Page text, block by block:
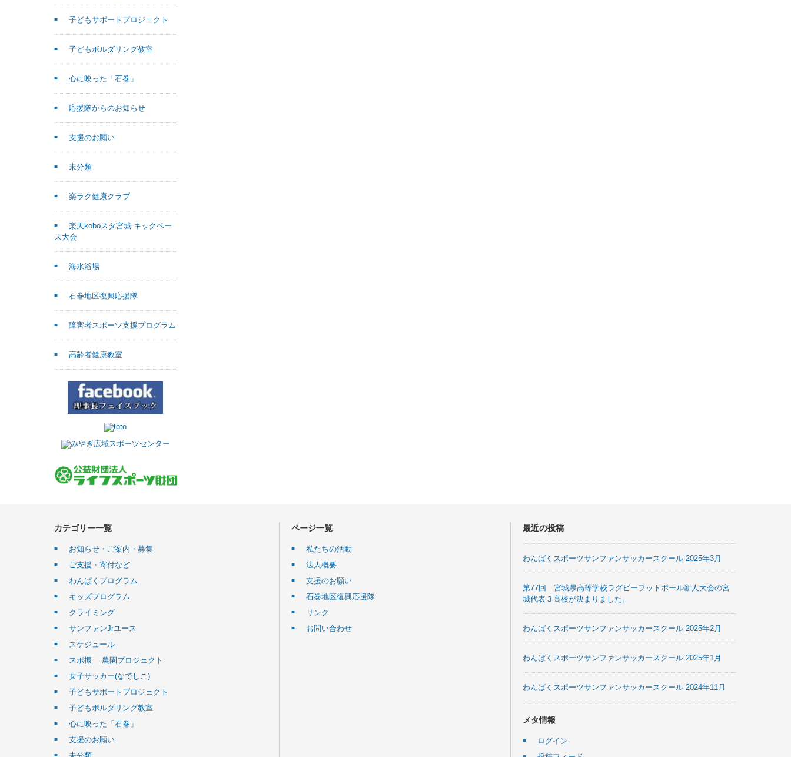
子どもサポートプロジェクト
子どもボルダリング教室
心に映った「石巻」
応援隊からのお知らせ
支援のお願い
未分類
楽ラク健康クラブ
楽天koboスタ宮城 キックベー
ス大会
海水浴場
石巻地区復興応援隊
障害者スポーツ支援プログラム
高齢者健康教室
カテゴリー一覧
お知らせ・ご案内・募集
ご支援・寄付など
わんぱくプログラム
キッズプログラム
クライミング
サンファンJrユース
スケジュール
スポ振 農園プロジェクト
女子サッカー(なでしこ)
子どもサポートプロジェクト
子どもボルダリング教室
心に映った「石巻」
支援のお願い
ページ一覧
私たちの活動
法人概要
支援のお願い
石巻地区復興応援隊
リンク
お問い合わせ
最近の投稿
わんぱくスポーツサンファンサッカースクール 2025年3月
第77回 宮城県高等学校ラグビーフットボール新人大会の宮
城代表３高校が決まりました。
わんぱくスポーツサンファンサッカースクール 2025年2月
わんぱくスポーツサンファンサッカースクール 2025年1月
わんぱくスポーツサンファンサッカースクール 2024年11月
メタ情報
ログイン